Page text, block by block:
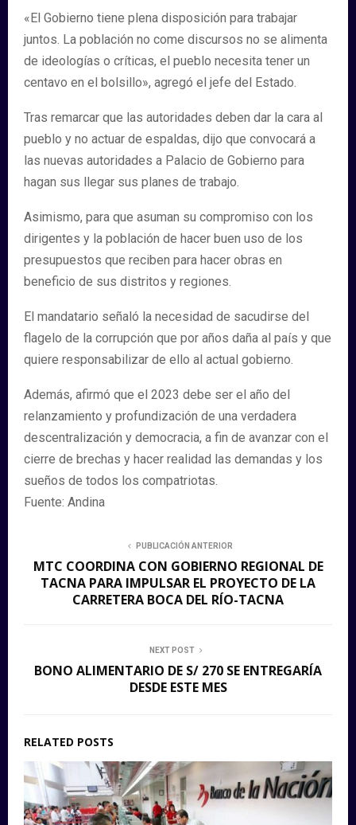
«El Gobierno tiene plena disposición para trabajar
juntos. La población no come discursos no se alimenta
de ideologías o críticas, el pueblo necesita tener un
centavo en el bolsillo», agregó el jefe del Estado.
Tras remarcar que las autoridades deben dar la cara al
pueblo y no actuar de espaldas, dijo que convocará a
las nuevas autoridades a Palacio de Gobierno para
hagan sus llegar sus planes de trabajo.
Asimismo, para que asuman su compromiso con los
dirigentes y la población de hacer buen uso de los
presupuestos que reciben para hacer obras en
beneficio de sus distritos y regiones.
El mandatario señaló la necesidad de sacudirse del
flagelo de la corrupción que por años daña al país y que
quiere responsabilizar de ello al actual gobierno.
Además, afirmó que el 2023 debe ser el año del
relanzamiento y profundización de una verdadera
descentralización y democracia, a fin de avanzar con el
cierre de brechas y hacer realidad las demandas y los
sueños de todos los compatriotas.
Fuente: Andina
PUBLICACIÓN ANTERIOR
MTC COORDINA CON GOBIERNO REGIONAL DE
TACNA PARA IMPULSAR EL PROYECTO DE LA
CARRETERA BOCA DEL RÍO-TACNA
NEXT POST
BONO ALIMENTARIO DE S/ 270 SE ENTREGARÍA
DESDE ESTE MES
RELATED POSTS